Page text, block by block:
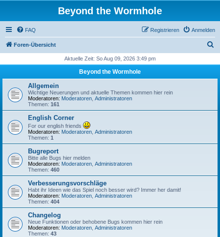
Beyond the Wormhole
FAQ Anmelden
Registrieren
Foren-Übersicht
h
Aktuelle Zeit: So Aug 09, 2026 3:49 pm
Beyond the Wormhole
Allgemein
Wichtige Neuerungen und aktuelle Themen kommen hier rein
Moderatoren: Moderatoren Administratoren
Themen: 161
English Corner
For our english friends
Moderatoren: Moderatoren Administratoren
Themen: 1
Bugreport
Bitte alle Bugs hier melden
Moderatoren: Moderatoren Administratoren
Themen: 460
Verbesserungsvorschläge
Habt ihr Ideen wie das Spiel noch besser wird? Immer her damit!
Moderatoren: Moderatoren Administratoren
Themen: 404
Changelog
Neue Funktionen oder behobene Bugs kommen hier rein
Moderatoren: Moderatoren Administratoren
Themen: 43